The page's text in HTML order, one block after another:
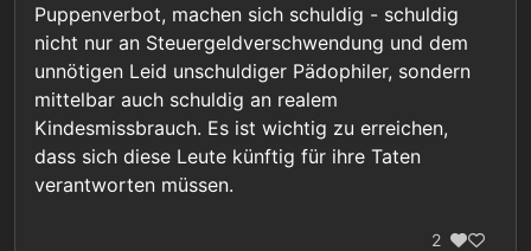
Puppenverbot, machen sich schuldig - schuldig
nicht nur an Steuergeldverschwendung und dem
unnötigen Leid unschuldiger Pädophiler, sondern
mittelbar auch schuldig an realem
Kindesmissbrauch. Es ist wichtig zu erreichen,
dass sich diese Leute künftig für ihre Taten
verantworten müssen.
2